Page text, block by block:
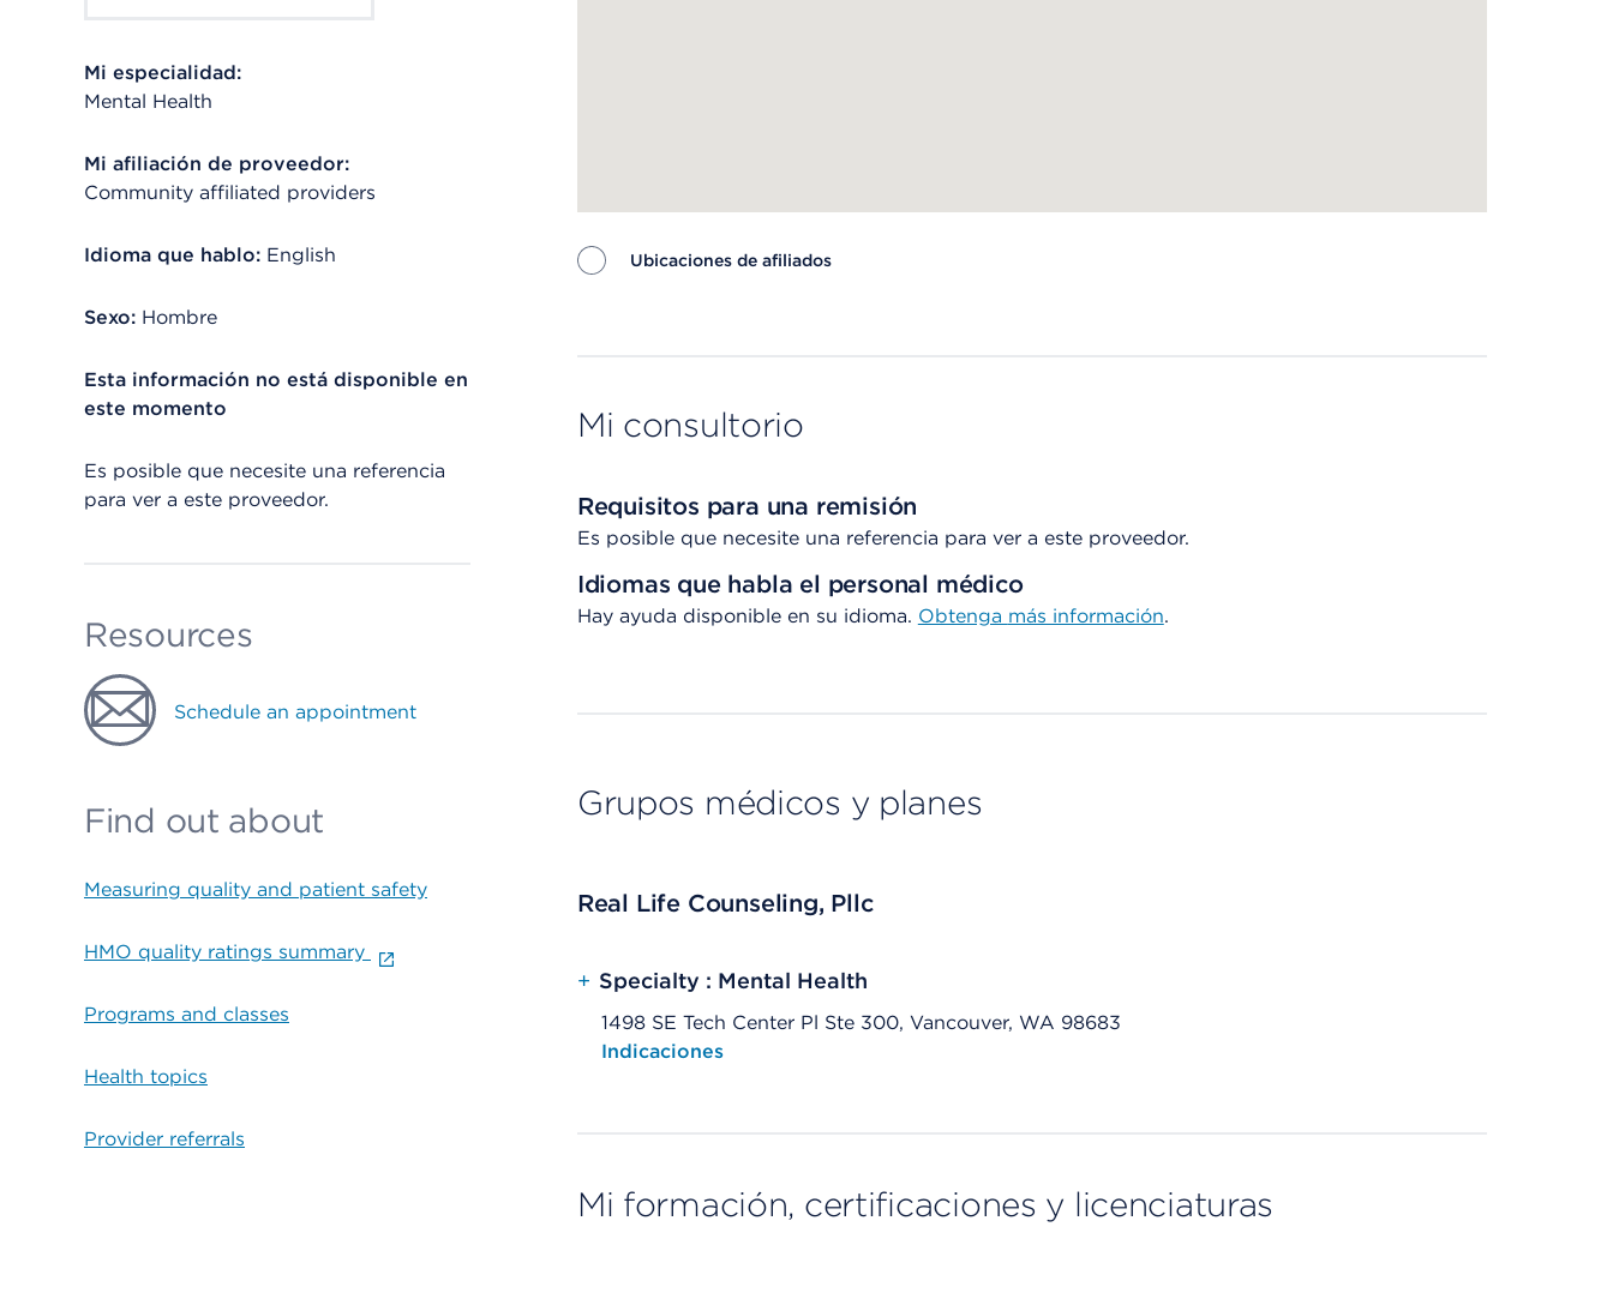
Mi especialidad:
Mental Health
Mi afiliación de proveedor:
Community affiliated providers
Idioma que hablo: English
Sexo: Hombre
Esta información no está disponible en
este momento
Es posible que necesite una referencia
para ver a este proveedor.
Resources
Schedule an appointment
Find out about
Measuring quality and patient safety
HMO quality ratings summary
Programs and classes
Health topics
Provider referrals
Ubicaciones de afiliados
Mi consultorio
Requisitos para una remisión
Es posible que necesite una referencia para ver a este proveedor.
Idiomas que habla el personal médico
Hay ayuda disponible en su idioma. Obtenga más información.
Grupos médicos y planes
Real Life Counseling, Pllc
+ Specialty : Mental Health
1498 SE Tech Center Pl Ste 300, Vancouver, WA 98683
Opens native map application on mobile devices
Indicaciones
Mi formación, certificaciones y licenciaturas